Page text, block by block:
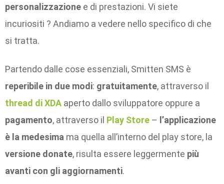
personalizzazione e di prestazioni. Vi siete
incuriositi ? Andiamo a vedere nello specifico di che
si tratta.
Partendo dalle cose essenziali, Smitten SMS è
reperibile in due modi: gratuitamente, attraverso il
thread di XDA aperto dallo sviluppatore oppure a
pagamento, attraverso il Play Store – l’applicazione
è la medesima ma quella all’interno del play store, la
versione donate, risulta essere leggermente più
avanti con gli aggiornamenti.